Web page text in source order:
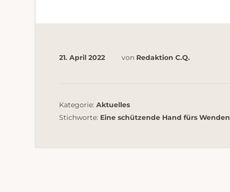
21. April 2022 von Redaktion C.Q.
Kategorie: Aktuelles
Stichworte: Eine schützende Hand fürs